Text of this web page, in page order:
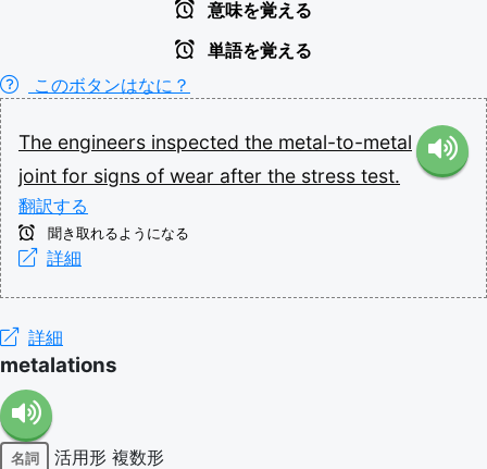
意味を覚える
単語を覚える
このボタンはなに？
The engineers inspected the metal-to-metal
joint for signs of wear after the stress test.
翻訳する
聞き取れるようになる
詳細
詳細
metalations
名詞 活用形 複数形